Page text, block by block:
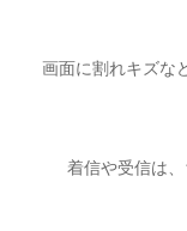
画面に割れキズな
着信や受信は